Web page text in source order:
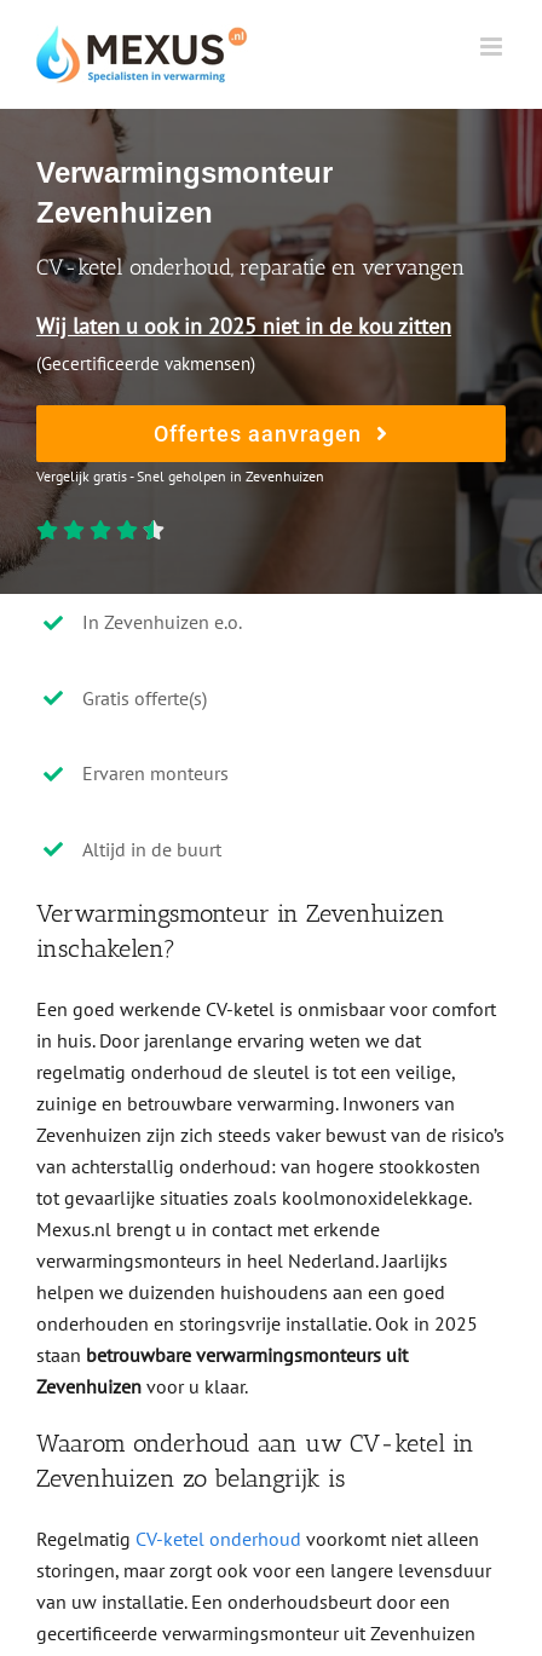
content
Verwarmingsmonteur
Zevenhuizen
CV-ketel onderhoud, reparatie en vervangen
Wij laten u ook in 2025 niet in de kou zitten
(Gecertificeerde vakmensen)
Offertes aanvragen
Vergelijk gratis - Snel geholpen in Zevenhuizen
In Zevenhuizen e.o.
Gratis offerte(s)
Ervaren monteurs
Altijd in de buurt
Verwarmingsmonteur in Zevenhuizen
inschakelen?
Een goed werkende CV-ketel is onmisbaar voor comfort
in huis. Door jarenlange ervaring weten we dat
regelmatig onderhoud de sleutel is tot een veilige,
zuinige en betrouwbare verwarming. Inwoners van
Zevenhuizen zijn zich steeds vaker bewust van de risico’s
van achterstallig onderhoud: van hogere stookkosten
tot gevaarlijke situaties zoals koolmonoxidelekkage.
Mexus.nl brengt u in contact met erkende
verwarmingsmonteurs in heel Nederland. Jaarlijks
helpen we duizenden huishoudens aan een goed
onderhouden en storingsvrije installatie. Ook in 2025
staan betrouwbare verwarmingsmonteurs uit
Zevenhuizenvoor u klaar.
Waarom onderhoud aan uw CV-ketel in
Zevenhuizen zo belangrijk is
Regelmatig CV-ketel onderhoud voorkomt niet alleen
storingen, maar zorgt ook voor een langere levensduur
van uw installatie. Een onderhoudsbeurt door een
gecertificeerde verwarmingsmonteur uit Zevenhuizen